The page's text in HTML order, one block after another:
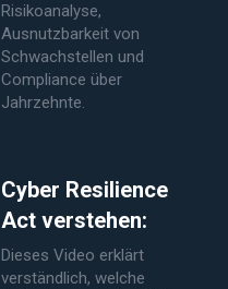
Risikoanalyse,
Ausnutzbarkeit von
Schwachstellen und
Compliance über
Jahrzehnte.
Cyber Resilience
Act verstehen:
Dieses Video erklärt
verständlich, welche